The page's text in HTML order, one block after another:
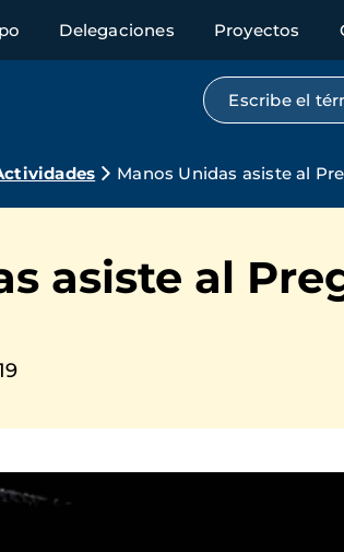
Delegaciones Proyectos
Búsqueda
Manos Unidas asiste al
asiste al